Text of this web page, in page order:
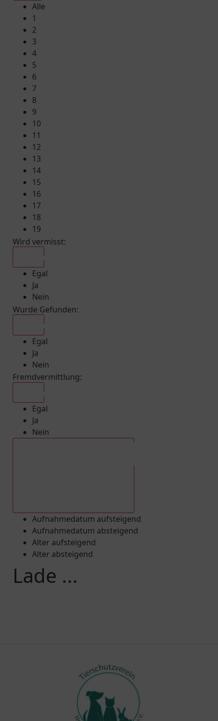
Alle
1
2
3
4
5
6
7
8
9
10
11
12
13
14
15
16
17
18
19
Wird vermisst:
Egal
Ja
Nein
Wurde Gefunden:
Egal
Ja
Nein
Fremdvermittlung:
Egal
Ja
Nein
Aufnahmedatum aufsteigend
Aufnahmedatum absteigend
Alter aufsteigend
Alter absteigend
Lade ...